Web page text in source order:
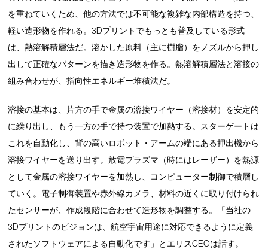
を重ねていくため、他の方法では不可能な複雑な内部構造を持つ、
軽い造形物を作れる。3Dプリントでもっとも普及している形式
は、熱溶解積層法だ。溶かした原料（主に樹脂）をノズルから押し
出して正確なパターンを描き造形物を作る。熱溶解積層法と溶接の
組み合わせが、指向性エネルギー堆積法だ。
溶接の基本は、片方の手で金属の溶接ワイヤー（溶接材）を安定的
に繰り出し、もう一方の手で持つ装置で加熱する。スターゲートは
これを自動化し、背の高いロボット・アームの端にある押出機から
溶接ワイヤーを送り出す。放電プラズマ（時にはレーザー）を熱源
として金属の溶接ワイヤーを加熱し、コンピューター制御で積層し
ていく。電子制御装置や赤外線カメラ、材料の近くに取り付けられ
たセンサーが、作成段階に合わせて造形物を調整する。「当社の
3Dプリントのビジョンは、航空宇宙用途に対応できるように定義
されたソフトウェアによる自動化です」とエリスCEOは話す。